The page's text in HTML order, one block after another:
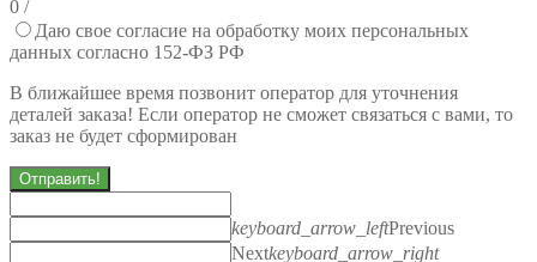
0 /
Даю свое согласие на обработку моих персональных
данных согласно 152-ФЗ РФ
В ближайшее время позвонит оператор для уточнения
деталей заказа! Если оператор не сможет связаться с вами, то
заказ не будет сформирован
Отправить!
keyboard_arrow_leftPrevious
Nextkeyboard_arrow_right